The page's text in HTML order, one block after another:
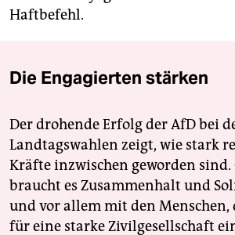
Haftbefehl.
Die Engagierten stärken
Der drohende Erfolg der AfD bei
Landtagswahlen zeigt, wie stark
Kräfte inzwischen geworden sind.
braucht es Zusammenhalt und
und vor allem mit den Menschen,
für eine starke Zivilgesellschaft